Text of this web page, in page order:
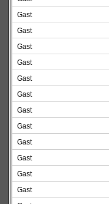
Gast
Gast
Gast
Gast
Gast
Gast
Gast
Gast
Gast
Gast
Gast
Gast